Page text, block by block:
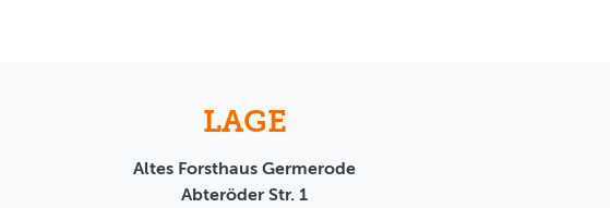
LAGE
Altes Forsthaus Germerode
Abteröder Str. 1